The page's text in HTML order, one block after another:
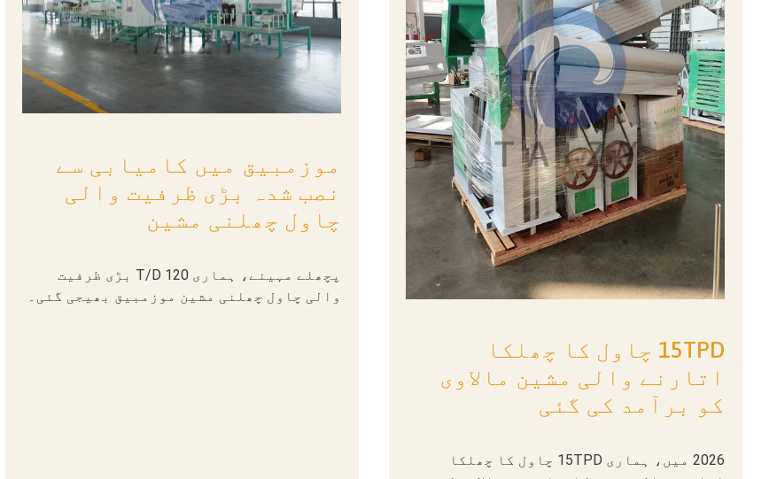
15TPD چاول کا چھلکا
اتارنے والی مشین مالاوی
کو برآمد کی گئی
2026 میں، ہماری 15TPD چاول کا چھلکا
موزمبیق میں کامیابی سے
نصب شدہ بڑی ظرفیت والی
چاول چھلنی مشین
پچھلے مہینے، ہماری 120 T/D بڑی ظرفیت
والی چاول چھلنی مشین موزمبیق بھیجی گئی۔